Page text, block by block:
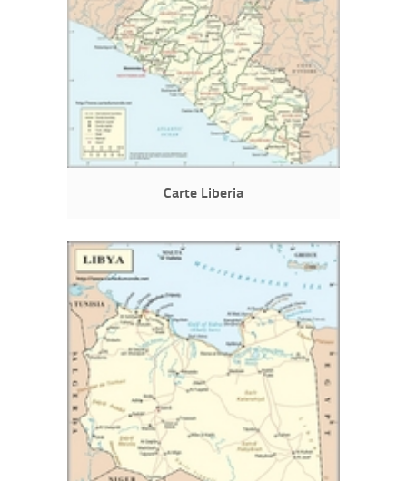
Carte Liberia